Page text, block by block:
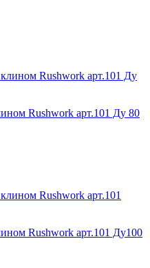
Rushwork арт.101 Ду 80
Rushwork арт.101 Ду100